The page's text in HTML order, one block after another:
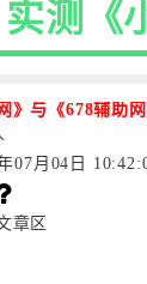
实测《
》与《678辅助
07月04日
章区